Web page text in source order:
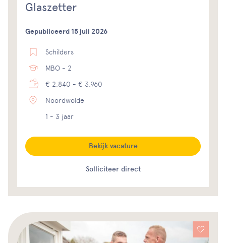
Glaszetter
Gepubliceerd 15 juli 2026
Schilders
MBO - 2
€ 2.840 - € 3.960
Noordwolde
1 - 3 jaar
Solliciteer direct
Bekijk vacature